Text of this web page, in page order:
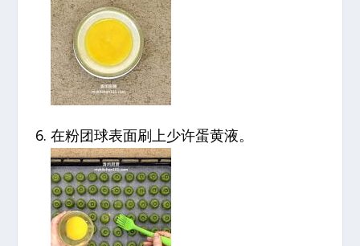
在粉团球表面刷上少许蛋黄液。